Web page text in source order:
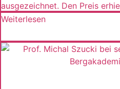
ausgezeichnet. Den Preis
für seine Forschung zum 3D-
November fand eine der
Tagungen zum Thema
„ASTM International
Manufacturing“ (ASTM ICAM
Weiterlesen